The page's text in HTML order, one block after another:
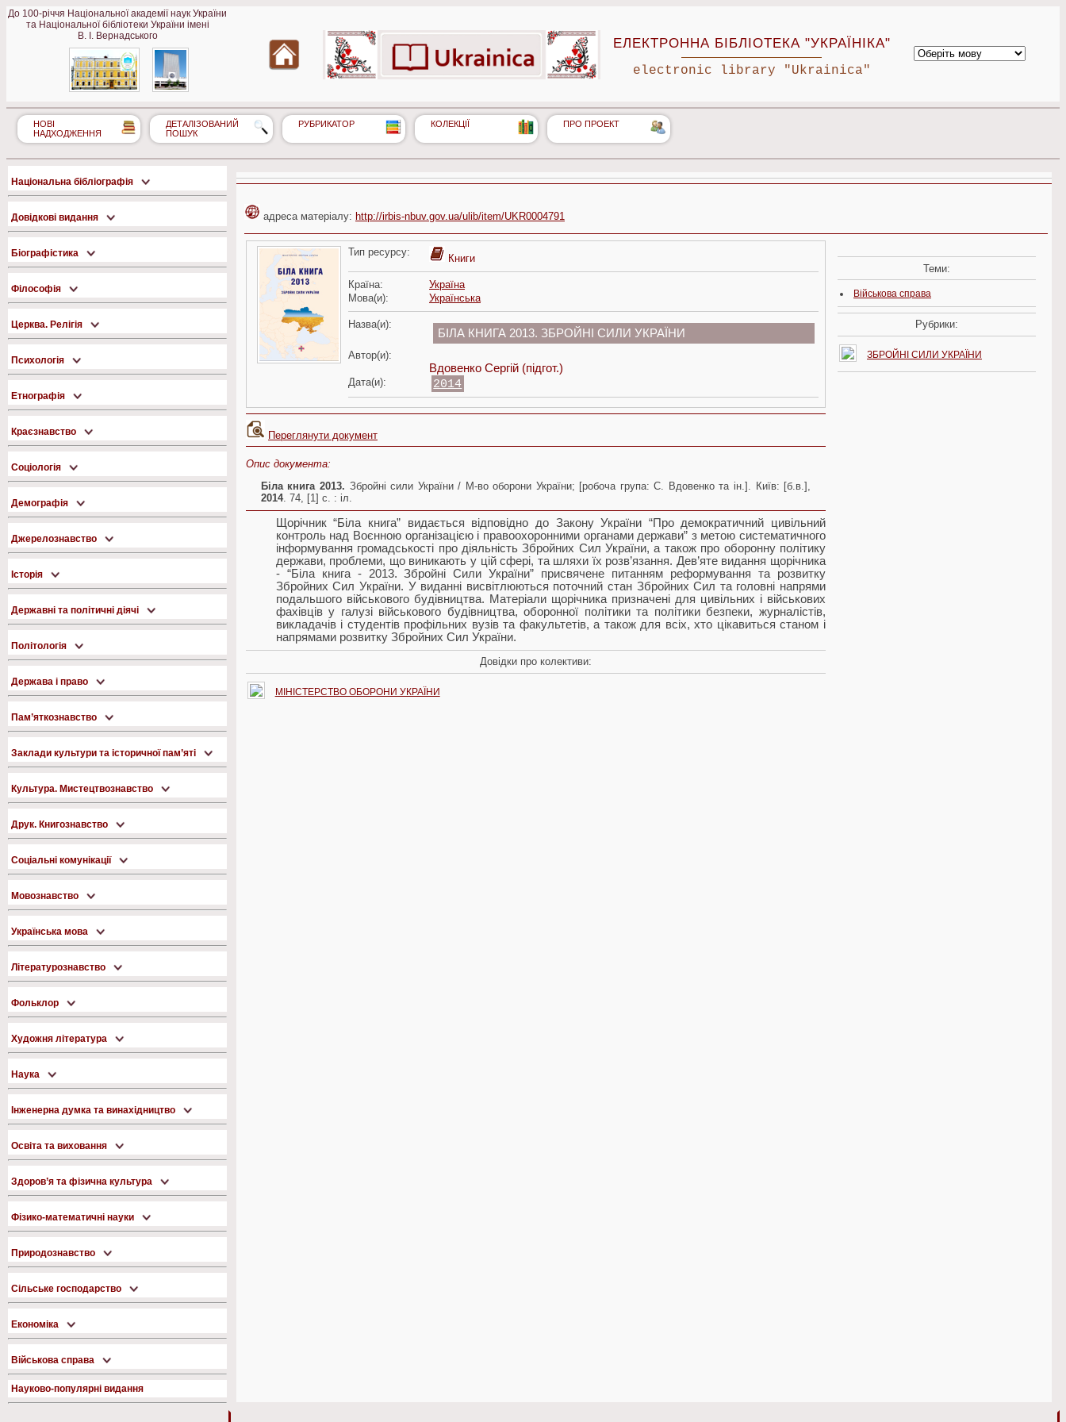
До 100-річчя Національної академії наук України
та Національної бібліотеки України імені
В. І. Вернадського
ЕЛЕКТРОННА БІБЛІОТЕКА "УКРАЇНІКА"
electronic library "Ukrainica"
НОВІ
НАДХОДЖЕННЯ
ДЕТАЛІЗОВАНИЙ
ПОШУК
РУБРИКАТОР КОЛЕКЦІЇ ПРО ПРОЕКТ
Національна бібліографія
Довідкові видання
Біографістика
Філософія
Церква. Релігія
Психологія
Етнографія
Краєзнавство
Соціологія
Демографія
Джерелознавство
Історія
Державні та політичні діячі
Політологія
Держава і право
Пам’яткознавство
Заклади культури та історичної пам’яті
Культура. Мистецтвознавство
Друк. Книгознавство
Соціальні комунікації
Мовознавство
Українська мова
Літературознавство
Фольклор
Художня література
Наука
Інженерна думка та винахідництво
Освіта та виховання
Здоров’я та фізична культура
Фізико-математичні науки
Природознавство
Сільське господарство
Економіка
Військова справа
Науково-популярні видання
адреса матеріалу: http://irbis-nbuv.gov.ua/ulib/item/UKR0004791
Тип ресурсу:
Книги
Країна:
Україна
Мова(и):
Українська
Назва(и):
БІЛА КНИГА 2013. ЗБРОЙНІ СИЛИ УКРАЇНИ
Автор(и):
Вдовенко Сергій (підгот.)
Дата(и): 2014
Переглянути документ
Опис документа:
Біла книга 2013. Збройні сили України / М-во оборони України; [робоча група: С. Вдовенко та ін.]. Київ: [б.в.],
2014. 74, [1] c. : іл.
Щорічник “Біла книга” видається відповідно до Закону України “Про демократичний цивільний
контроль над Воєнною організацією і правоохоронними органами держави” з метою систематичного
інформування громадськості про діяльність Збройних Сил України, а також про оборонну політику
держави, проблеми, що виникають у цій сфері, та шляхи їх розв’язання. Дев’яте видання щорічника
- “Біла книга - 2013. Збройні Сили України” присвячене питанням реформування та розвитку
Збройних Сил України. У виданні висвітлюються поточний стан Збройних Сил та головні напрями
подальшого військового будівництва. Матеріали щорічника призначені для цивільних і військових
фахівців у галузі військового будівництва, оборонної політики та політики безпеки, журналістів,
викладачів і студентів профільних вузів та факультетів, а також для всіх, хто цікавиться станом і
напрямами розвитку Збройних Сил України.
Довідки про колективи:
МІНІСТЕРСТВО ОБОРОНИ УКРАЇНИ
Теми:
Військова справа
Рубрики:
ЗБРОЙНІ СИЛИ УКРАЇНИ